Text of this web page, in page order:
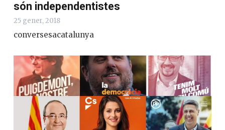
són independentistes
25 gener, 2018
conversesacatalunya